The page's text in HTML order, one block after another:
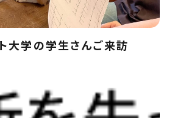
大学の学生さんご来訪